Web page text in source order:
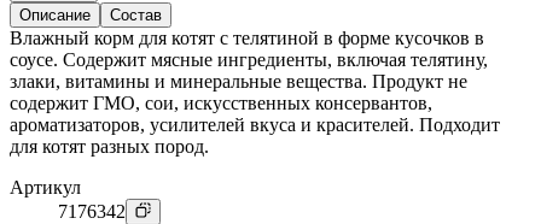
Описание
Состав
Влажный корм для котят с телятиной в форме кусочков в
соусе. Содержит мясные ингредиенты, включая телятину,
злаки, витамины и минеральные вещества. Продукт не
содержит ГМО, сои, искусственных консервантов,
ароматизаторов, усилителей вкуса и красителей. Подходит
для котят разных пород.
Артикул
7176342